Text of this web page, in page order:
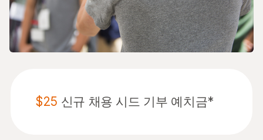
$25 신규 채용 시드 기부 예치금*